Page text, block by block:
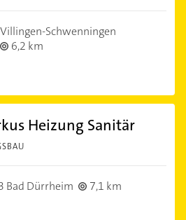
Schwenningen
6,2 km
Heizung Sanitär
Bad Dürrheim
7,1 km